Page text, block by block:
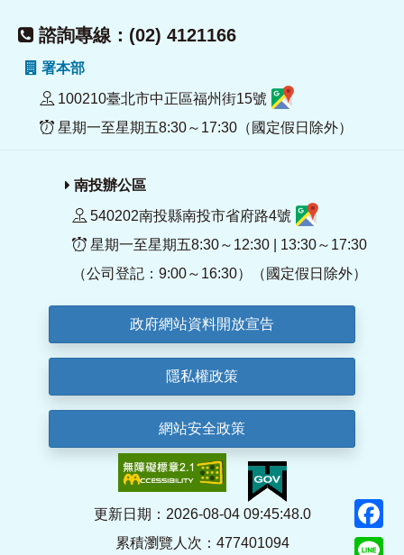
諮詢專線：(02) 4121166
署本部
100210臺北市中正區福州街15號
星期一至星期五8:30～17:30（國定假日除外）
南投辦公區
540202南投縣南投市省府路4號
星期一至星期五8:30～12:30 | 13:30～17:30
（公司登記：9:00～16:30）（國定假日除外）
政府網站資料開放宣告
隱私權政策
網站安全政策
更新日期：2026-08-04 09:45:48.0
累積瀏覽人次：477401094